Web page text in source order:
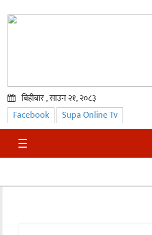
प्रमुख
समाचार
सुदुर
बिहीबार , साउन २१, २०८३
Facebook Supa Online Tv
☰